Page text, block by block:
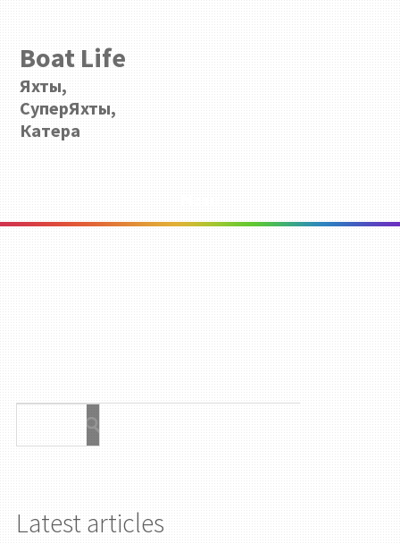
Boat Life
Яхты,
СуперЯхты,
Катера
Latest articles